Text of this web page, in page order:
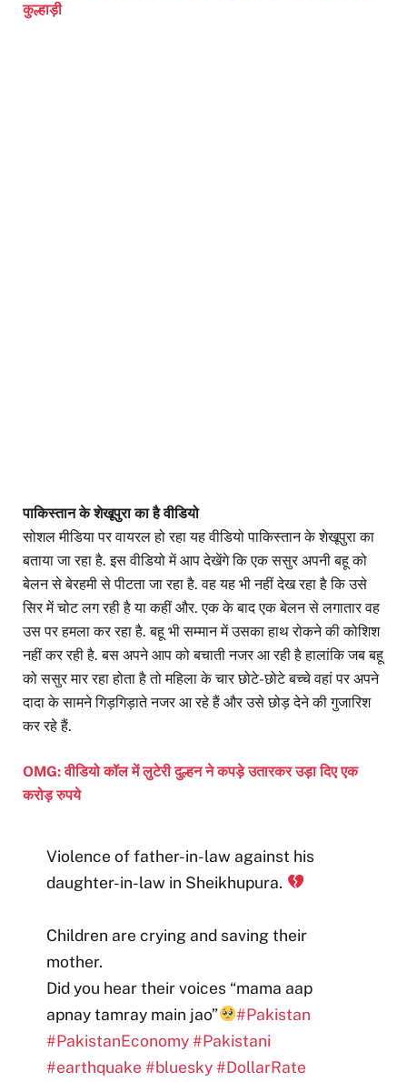
कुल्हाड़ी
पाकिस्तान के शेखूपुरा का है वीडियो
सोशल मीडिया पर वायरल हो रहा यह वीडियो पाकिस्तान के शेखूपुरा का
बताया जा रहा है. इस वीडियो में आप देखेंगे कि एक ससुर अपनी बहू को
बेलन से बेरहमी से पीटता जा रहा है. वह यह भी नहीं देख रहा है कि उसे
सिर में चोट लग रही है या कहीं और. एक के बाद एक बेलन से लगातार वह
उस पर हमला कर रहा है. बहू भी सम्मान में उसका हाथ रोकने की कोशिश
नहीं कर रही है. बस अपने आप को बचाती नजर आ रही है हालांकि जब बहू
को ससुर मार रहा होता है तो महिला के चार छोटे-छोटे बच्चे वहां पर अपने
दादा के सामने गिड़गिड़ाते नजर आ रहे हैं और उसे छोड़ देने की गुजारिश
कर रहे हैं.
OMG: वीडियो कॉल में लुटेरी दुल्हन ने कपड़े उतारकर उड़ा दिए एक
करोड़ रुपये
Violence of father-in-law against his
daughter-in-law in Sheikhupura.
Children are crying and saving their
mother.
Did you hear their voices “mama aap
apnay tamray main jao”
#Pakistan
#PakistanEconomy #Pakistani
#earthquake #bluesky #DollarRate